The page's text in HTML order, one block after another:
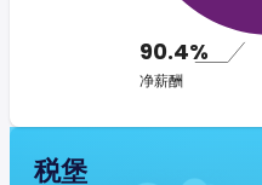
90.4%
净薪酬
税堡